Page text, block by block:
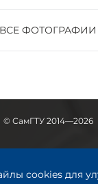
ВСЕ ФОТОГРАФИИ
cookies для
© СамГТУ 2014—2026
443100, Самара
Молодогвардейская,